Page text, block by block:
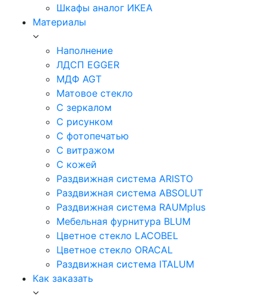
Шкафы аналог ИКЕА
Материалы
Наполнение
ЛДСП EGGER
МДФ AGT
Матовое стекло
С зеркалом
С рисунком
С фотопечатью
С витражом
С кожей
Раздвижная система ARISTO
Раздвижная система ABSOLUT
Раздвижная система RAUMplus
Мебельная фурнитура BLUM
Цветное стекло LACOBEL
Цветное стекло ORACAL
Раздвижная система ITALUM
Как заказать